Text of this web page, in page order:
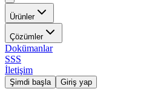
Ürünler
Çözümler
Dokümanlar
SSS
İletişim
Şimdi başla Giriş yap